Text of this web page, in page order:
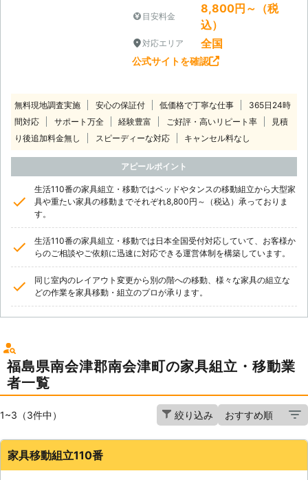
目安料金
8,800円～（税
込）
対応エリア 全国
公式サイトを確認
無料現地調査実施 安心の保証付 低価格で丁寧な仕事
365日24時
間対応
サポート万全 経験豊富 ご好評・高いリピート率
見積
り後追加料金無し
スピーディーな対応 キャンセル料なし
アピールポイント
生活110番の家具組立・移動ではベッドやタンスの移動組立から大型家
具や重たい家具の移動までそれぞれ8,800円～（税込）承っておりま
す。
生活110番の家具組立・移動では日本全国受付対応していて、お客様か
らのご相談やご依頼に迅速に対応できる運営体制を構築しています。
同じ室内のレイアウト変更から別の階への移動、様々な家具の組立な
どの作業を家具移動・組立のプロが承ります。
福島県南会津郡南会津町の家具組立・移動業
者一覧
1~3（3件中） 絞り込み
家具移動組立110番